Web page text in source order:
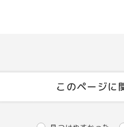
このページに